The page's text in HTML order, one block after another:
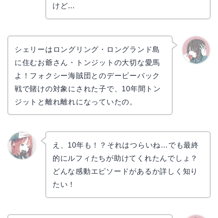
けど…
シェリーはロングリング・ロングランド島
に住むお爺さん・トンジットの大切な愛馬
よ！フォクシー海賊団とのデービーバック
戦で賭けの対象にされた子で、10年間トン
ジットと離れ離れになっていたの。
え、10年も！？それはつらいね…でも最終
的にルフィたちが助けてくれたんでしょ？
どんな感動エピソードがあるか詳しく知り
たい！